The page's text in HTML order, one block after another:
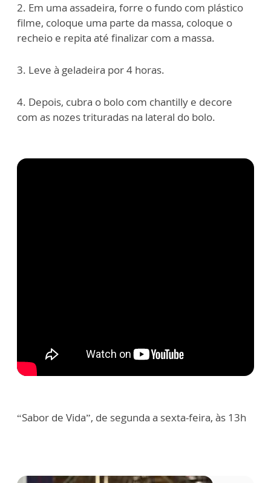
2. Em uma assadeira, forre o fundo com plástico
filme, coloque uma parte da massa, coloque o
recheio e repita até finalizar com a massa.
3. Leve à geladeira por 4 horas.
4. Depois, cubra o bolo com chantilly e decore
com as nozes trituradas na lateral do bolo.
“Sabor de Vida”, de segunda a sexta-feira, às 13h